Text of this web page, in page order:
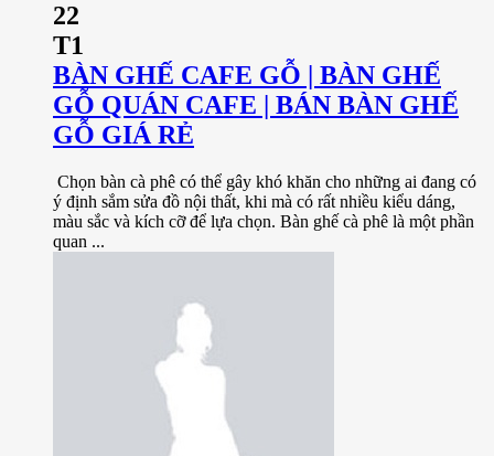
22
T1
BÀN GHẾ CAFE GỖ | BÀN GHẾ
GỖ QUÁN CAFE | BÁN BÀN GHẾ
GỖ GIÁ RẺ
Chọn bàn cà phê có thể gây khó khăn cho những ai đang có
ý định sắm sửa đồ nội thất, khi mà có rất nhiều kiểu dáng,
màu sắc và kích cỡ để lựa chọn. Bàn ghế cà phê là một phần
quan ...